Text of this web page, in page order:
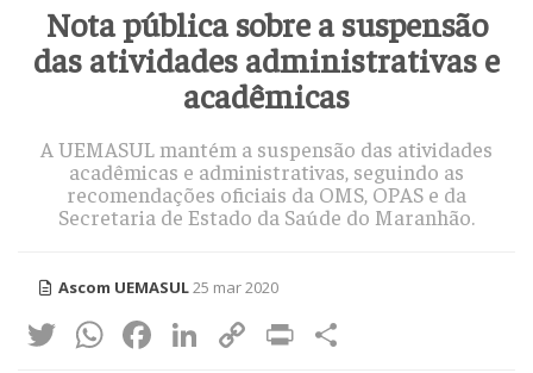
Nota pública sobre a suspensão
das atividades administrativas e
acadêmicas
A UEMASUL mantém a suspensão das atividades
acadêmicas e administrativas, seguindo as
recomendações oficiais da OMS, OPAS e da
Secretaria de Estado da Saúde do Maranhão.
Ascom UEMASUL 25 mar 2020
Twitter
WhatsApp
Facebook
LinkedIn
CopyPrint